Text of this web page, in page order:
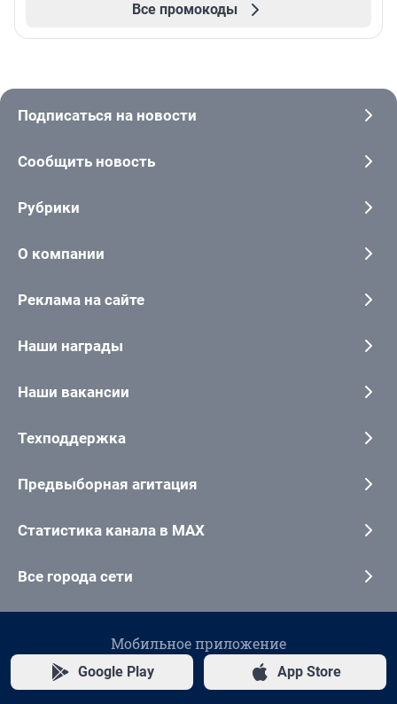
Все промокоды
Подписаться на новости
Сообщить новость
Рубрики
О компании
Реклама на сайте
Наши награды
Наши вакансии
Техподдержка
Предвыборная агитация
Статистика канала в MAX
Все города сети
Мобильное приложение
Google Play App Store